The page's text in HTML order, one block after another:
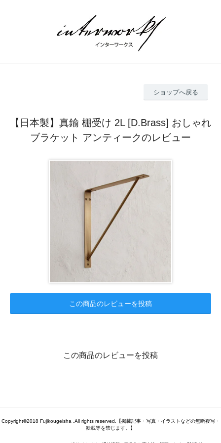
ショップへ戻る
【日本製】真鍮 棚受け 2L [D.Brass] おしゃれ
ブラケット アンティークのレビュー
この商品のレビューを投稿
この商品のレビューを投稿
Copyright©2018 Fujikougeisha .All rights reserved.【掲載記事・写真・イラストなどの無断複写・
転載等を禁じます。】